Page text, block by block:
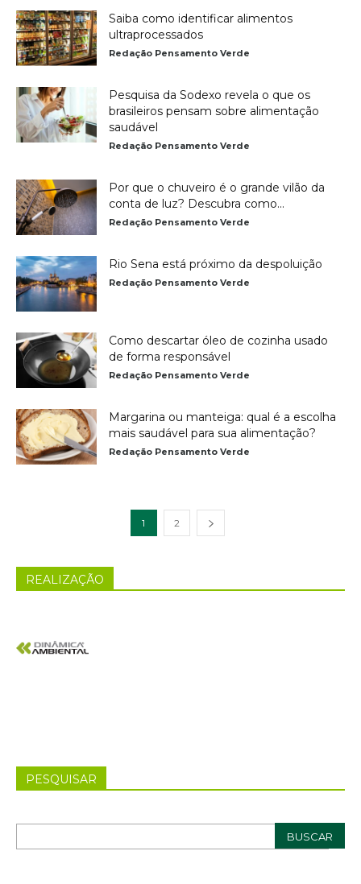
Saiba como identificar alimentos
ultraprocessados
Redação Pensamento Verde
Pesquisa da Sodexo revela o que os
brasileiros pensam sobre alimentação
saudável
Redação Pensamento Verde
Por que o chuveiro é o grande vilão da
conta de luz? Descubra como...
Redação Pensamento Verde
Rio Sena está próximo da despoluição
Redação Pensamento Verde
Como descartar óleo de cozinha usado
de forma responsável
Redação Pensamento Verde
Margarina ou manteiga: qual é a escolha
mais saudável para sua alimentação?
Redação Pensamento Verde
1 2
REALIZAÇÃO
PESQUISAR